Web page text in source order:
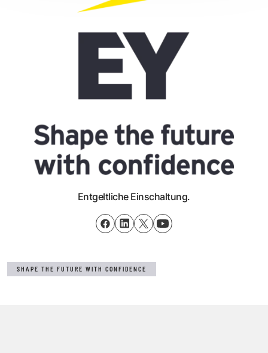
Entgeltliche Einschaltung.
SHAPE THE FUTURE WITH CONFIDENCE